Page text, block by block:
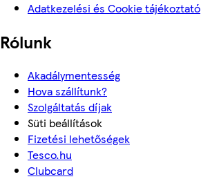
Adatkezelési és Cookie tájékoztató
Rólunk
Akadálymentesség
Hova szállítunk?
Szolgáltatás díjak
Süti beállítások
Fizetési lehetőségek
Tesco.hu
Clubcard